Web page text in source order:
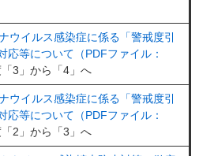
ウイルス感染症に係る「警戒度引
応等について（PDFファイル：
3」から「4」へ
ウイルス感染症に係る「警戒度引
応等について（PDFファイル：
2」から「3」へ